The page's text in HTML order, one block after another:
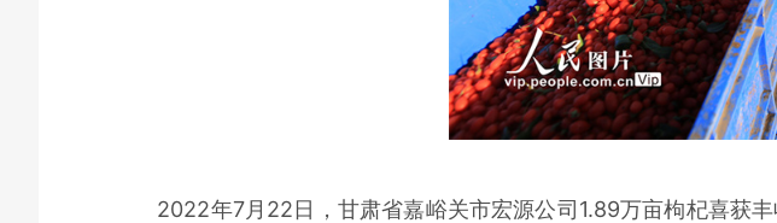
2022年7月22日，甘肃省嘉峪关市宏源公司1.89万亩枸杞喜获